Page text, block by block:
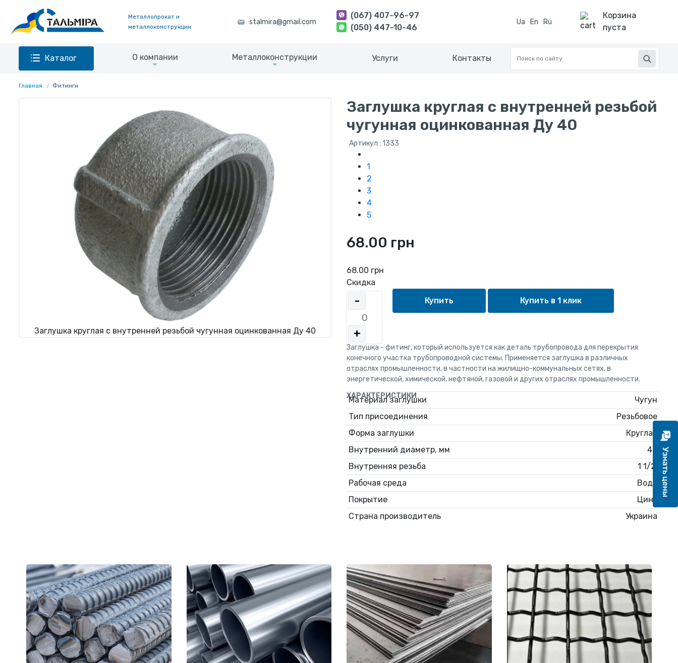
Металлопрокат и
металлоконструкции
(067) 407-96-97
(050) 447-10-46
Ua En Ru
Корзина
пуста
Каталог О компании Металлоконструкции Услуги Контакты
Главная Фитинги
Заглушка круглая с внутренней резьбой чугунная оцинкованная Ду 40
Заглушка круглая с внутренней резьбой
чугунная оцинкованная Ду 40
Артикул : 1333
1
2
3
4
5
68.00 грн
68.00 грн
Скидка
-
+
Купить в 1 клик
Заглушка - фитинг, который используется как деталь трубопровода для перекрытия
конечного участка трубопроводной системы. Применяется заглушка в различных
отраслях промышленности, в частности на жилищно-коммунальных сетях, в
энергетической, химической, нефтяной, газовой и других отраслях промышленности.
ХАРАКТЕРИСТИКИ
Материал заглушки
Чугун
Тип присоединения
Резьбовое
Форма заглушки
Круглая
Внутренний диаметр, мм
40
Внутренняя резьба
1 1/2'
Рабочая среда
Вода
Покрытие
Цинк
Страна производитель
Украина